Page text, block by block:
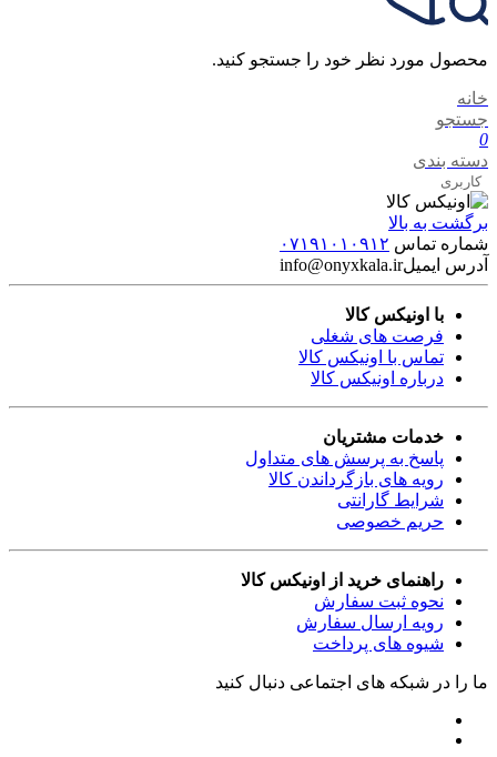
محصول مورد نظر خود را جستجو کنید.
خانه
جستجو
0
دسته بندی
کاربری
برگشت به بالا
شماره تماس ۰۷۱۹۱۰۱۰۹۱۲
آدرس ایمیلinfo@onyxkala.ir
با اونیکس کالا
فرصت های شغلی
تماس با اونیکس کالا
درباره اونیکس کالا
خدمات مشتریان
پاسخ به پرسش های متداول
رویه های بازگرداندن کالا
شرایط گارانتی
حریم خصوصی
راهنمای خرید از اونیکس کالا
نحوه ثبت سفارش
رویه ارسال سفارش
شیوه های پرداخت
ما را در شبکه های اجتماعی دنبال کنید